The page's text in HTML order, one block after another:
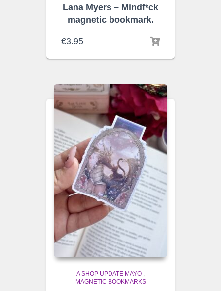
Lana Myers – Mindf*ck
magnetic bookmark.
€3.95
A SHOP UPDATE MAYO ,
MAGNETIC BOOKMARKS